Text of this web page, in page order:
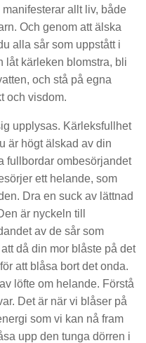
allt liv, både
Och genom att älska
alla sår som uppstått i
låt kärleken blomstra, bli
och stå på egna
och visdom.
upplysas. Kärleksfullhet
är högt älskad av din
fullbordar ombesörjandet
ett helande, som
Dra en suck av lättnad
är nyckeln till
av de sår som
då din mor blåste på det
att blåsa bort det onda.
löfte om helande. Förstå
Det är när vi blåser på
som vi kan nå fram
upp den tunga dörren i